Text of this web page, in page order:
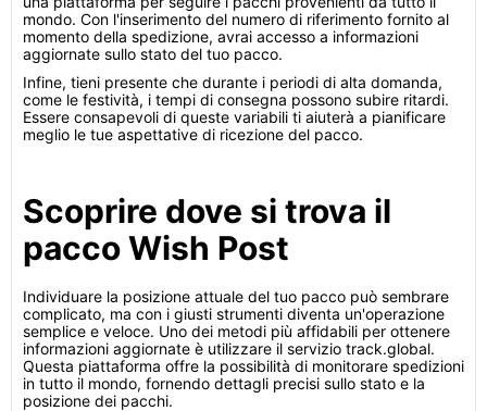
mondo. Con l'inserimento del numero di riferimento fornito al
momento della spedizione, avrai accesso a informazioni
aggiornate sullo stato del tuo pacco.
Infine, tieni presente che durante i periodi di alta domanda,
come le festività, i tempi di consegna possono subire ritardi.
Essere consapevoli di queste variabili ti aiuterà a pianificare
meglio le tue aspettative di ricezione del pacco.
Scoprire dove si trova il
pacco Wish Post
Individuare la posizione attuale del tuo pacco può sembrare
complicato, ma con i giusti strumenti diventa un'operazione
semplice e veloce. Uno dei metodi più affidabili per ottenere
informazioni aggiornate è utilizzare il servizio track.global.
Questa piattaforma offre la possibilità di monitorare spedizioni
in tutto il mondo, fornendo dettagli precisi sullo stato e la
posizione dei pacchi.